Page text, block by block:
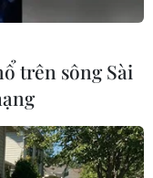
trên sông Sài